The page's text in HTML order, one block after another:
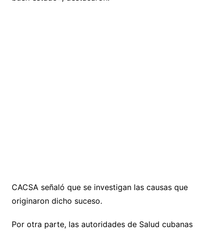
CACSA señaló que se investigan las causas que
originaron dicho suceso.
Por otra parte, las autoridades de Salud cubanas